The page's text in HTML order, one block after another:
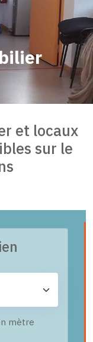
et locaux
sur le
mètre